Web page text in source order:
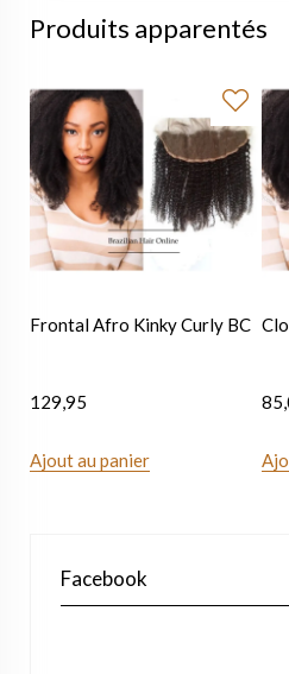
Produits apparentés
Frontal Afro Kinky Curly BC
129,95
Ajout au panier
Facebook